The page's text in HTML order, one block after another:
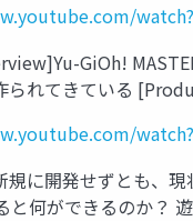
GiOh!
られてきている
規に開発せずとも、
と何ができるのか？